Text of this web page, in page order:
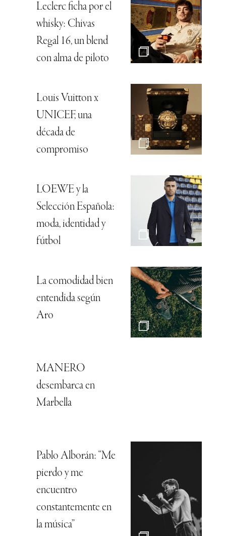
Leclerc ficha por el
whisky: Chivas
Regal 16, un blend
con alma de piloto
Louis Vuitton x
UNICEF, una
década de
compromiso
LOEWE y la
Selección Española:
moda, identidad y
fútbol
La comodidad bien
entendida según
Aro
MANERO
desembarca en
Marbella
Pablo Alborán: “Me
pierdo y me
encuentro
constantemente en
la música”